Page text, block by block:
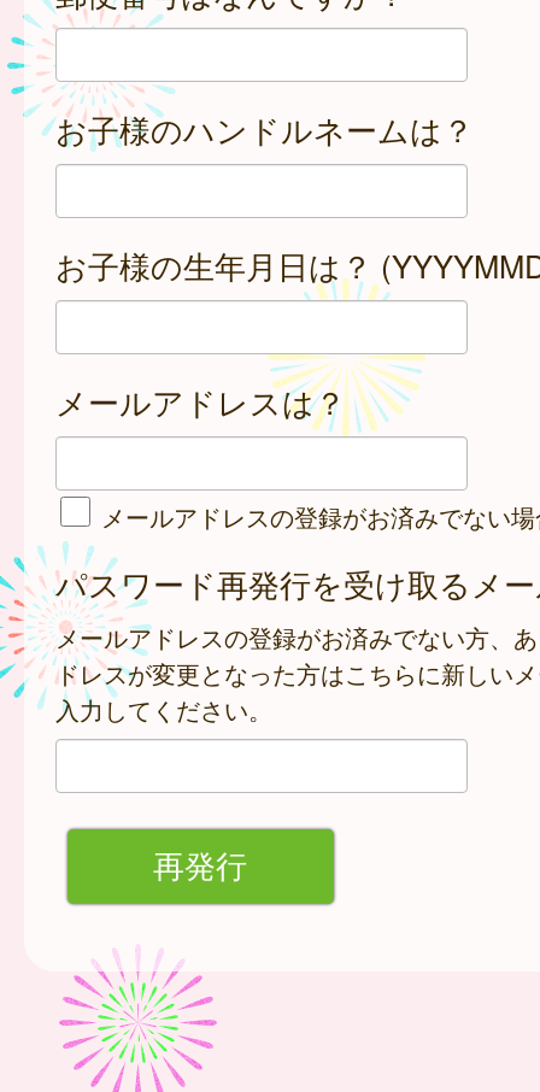
お子様のハンドルネームは？
お子様の生年月日は？
メールアドレスは？
メールアドレスの登録がお済みでない
パスワード再発行を受け取るメ
メールアドレスの登録がお済みでない方、
ドレスが変更となった方はこちらに新しい
入力してください。